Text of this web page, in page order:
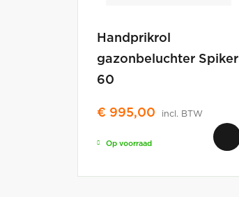
Handprikrol
gazonbeluchter Spiker
60
€ 995,00 incl. BTW
Op voorraad